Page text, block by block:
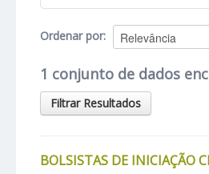
Ordenar por
1 conjunto de dados
Filtrar Resultados
BOLSISTAS DE INICIAÇÃO